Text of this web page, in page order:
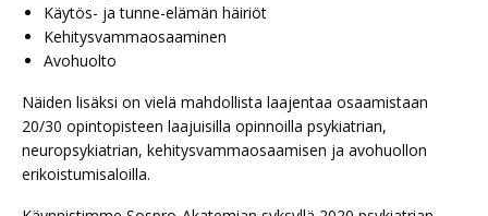
Käytös- ja tunne-elämän häiriöt
Kehitysvammaosaaminen
Avohuolto ​
Näiden lisäksi on vielä mahdollista laajentaa osaamistaan
20/30 opintopisteen laajuisilla opinnoilla psykiatrian,
neuropsykiatrian, kehitysvammaosaamisen ja avohuollon ​
erikoistumisaloilla.